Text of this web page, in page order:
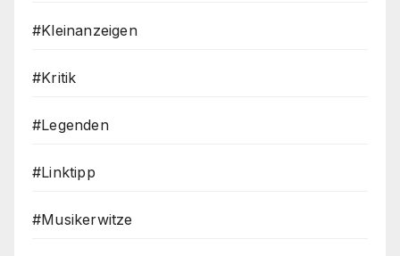
#Kleinanzeigen
#Kritik
#Legenden
#Linktipp
#Musikerwitze